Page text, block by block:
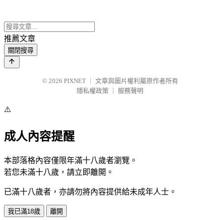
推薦文章
關閉搜尋
© 2026 PIXNET
文章與圖片權利屬原作者所有
隱私權政策
服務聲明
⚠️
成人內容提醒
本部落格內容僅限年滿十八歲者瀏覽。
若您未滿十八歲，請立即離開。
已滿十八歲者，亦請勿將內容提供給未成年人士。
我已滿18歲 離開